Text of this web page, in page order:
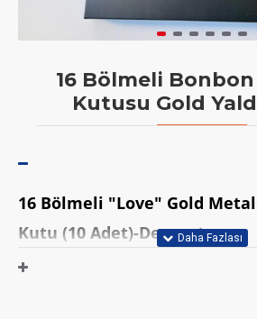
16 Bölmeli
Kutusu Gold
16 Bölmeli "Love" Gold
Kutu (10 Adet)-Demonte
Ölçü: 16x16x2,5 cm( bölme ölçüsü 38